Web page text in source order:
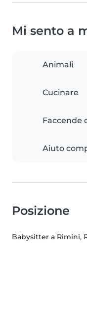
Mi sento a
Animali
Cucinare
Faccende
Aiuto
Posizione
Babysitter a Rimini,